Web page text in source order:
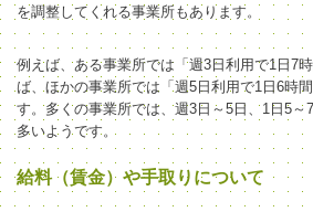
を調整してくれる事業所もあります。
例えば、ある事業所では「週3日利用で1日7
ば、ほかの事業所では「週5日利用で1日6時
す。多くの事業所では、週3日～5日、1日5～
多いようです。
給料（賃金）や手取りについて